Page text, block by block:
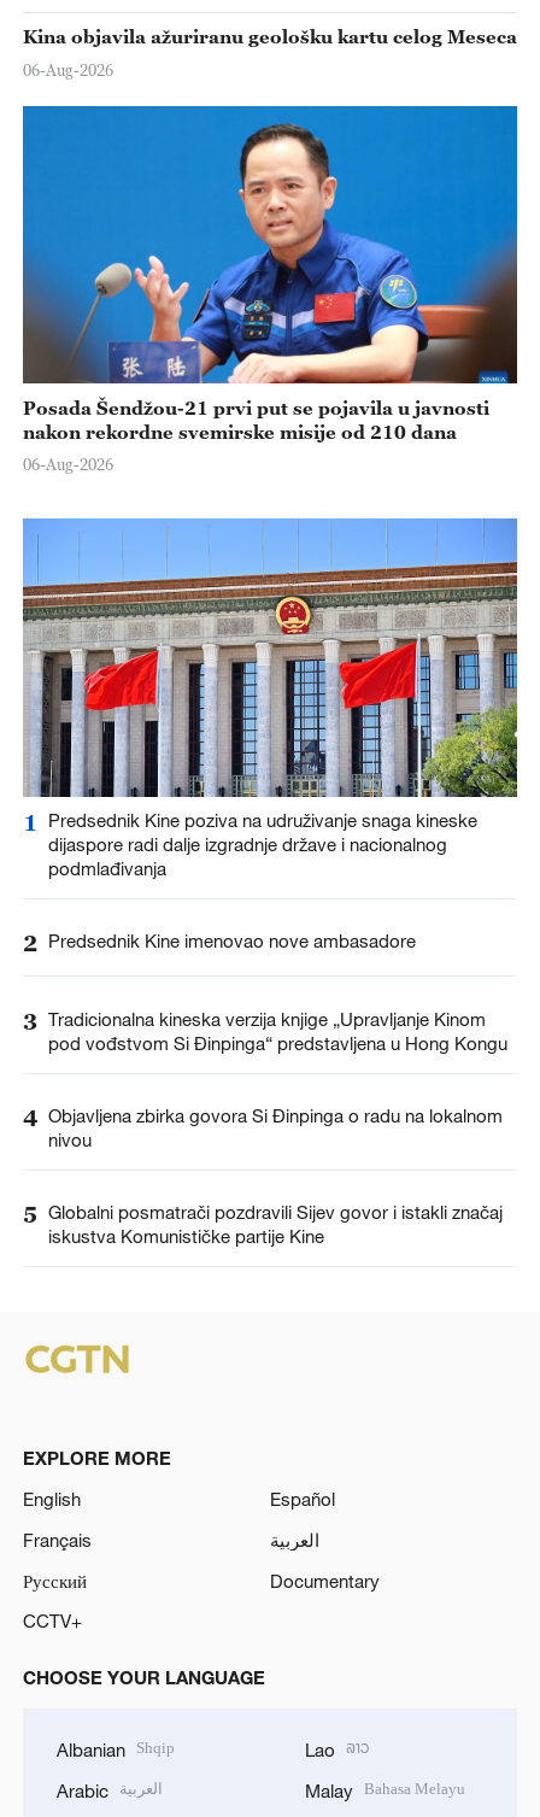
Kina objavila ažuriranu geološku kartu celog Meseca
06-Aug-2026
Posada Šendžou-21 prvi put se pojavila u javnosti
nakon rekordne svemirske misije od 210 dana
06-Aug-2026
1
Predsednik Kine poziva na udruživanje snaga kineske
dijaspore radi dalje izgradnje države i nacionalnog
podmlađivanja
2 Predsednik Kine imenovao nove ambasadore
3 Tradicionalna kineska verzija knjige „Upravljanje Kinom
pod vođstvom Si Đinpinga“ predstavljena u Hong Kongu
4 Objavljena zbirka govora Si Đinpinga o radu na lokalnom
nivou
5 Globalni posmatrači pozdravili Sijev govor i istakli značaj
iskustva Komunističke partije Kine
EXPLORE MORE
English
Español
Français
العربية
Русский
Documentary
CCTV+
CHOOSE YOUR LANGUAGE
Albanian Shqip
Arabic العربية
Lao ລາວ
Malay Bahasa Melayu